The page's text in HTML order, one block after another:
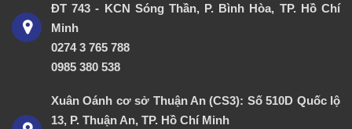
ĐT 743 - KCN Sóng Thần, P. Bình Hòa, TP. Hồ Chí
Minh
0274 3 765 788
0985 380 538
Xuân Oánh cơ sở Thuận An (CS3): Số 510D Quốc lộ
13, P. Thuận An, TP. Hồ Chí Minh